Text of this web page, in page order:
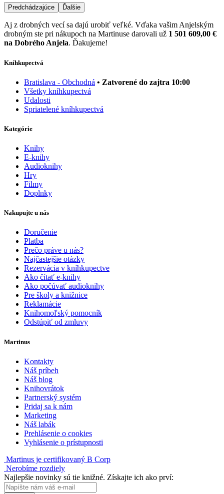
Predchádzajúce Ďalšie
Aj z drobných vecí sa dajú urobiť veľké. Vďaka vašim Anjelským
drobným ste pri nákupoch na Martinuse darovali už 1 501 609,00 €
na Dobrého Anjela. Ďakujeme!
Kníhkupectvá
Bratislava - Obchodná • Zatvorené do zajtra 10:00
Všetky kníhkupectvá
Udalosti
Spriatelené kníhkupectvá
Kategórie
Knihy
E-knihy
Audioknihy
Hry
Filmy
Doplnky
Nakupujte u nás
Doručenie
Platba
Prečo práve u nás?
Najčastejšie otázky
Rezervácia v kníhkupectve
Ako čítať e-knihy
Ako počúvať audioknihy
Pre školy a knižnice
Reklamácie
Knihomoľský pomocník
Odstúpiť od zmluvy
Martinus
Kontakty
Náš príbeh
Náš blog
Knihovrátok
Partnerský systém
Pridaj sa k nám
Marketing
Náš labák
Prehlásenie o cookies
Vyhlásenie o prístupnosti
Martinus je certifikovaný B Corp
Nerobíme rozdiely
Najlepšie novinky sú tie knižné. Získajte ich ako prví: